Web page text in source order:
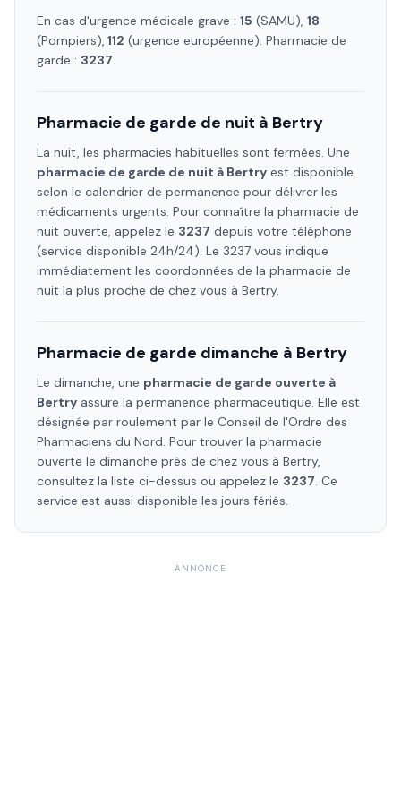
En cas d'urgence médicale grave : 15 (SAMU), 18
(Pompiers), 112 (urgence européenne). Pharmacie de
garde : 3237.
Pharmacie de garde de nuit à Bertry
La nuit, les pharmacies habituelles sont fermées. Une
pharmacie de garde de nuit à Bertry est disponible
selon le calendrier de permanence pour délivrer les
médicaments urgents. Pour connaître la pharmacie de
nuit ouverte, appelez le 3237 depuis votre téléphone
(service disponible 24h/24). Le 3237 vous indique
immédiatement les coordonnées de la pharmacie de
nuit la plus proche de chez vous à Bertry.
Pharmacie de garde dimanche à Bertry
Le dimanche, une pharmacie de garde ouverte à
Bertry assure la permanence pharmaceutique. Elle est
désignée par roulement par le Conseil de l'Ordre des
Pharmaciens du Nord. Pour trouver la pharmacie
ouverte le dimanche près de chez vous à Bertry,
consultez la liste ci-dessus ou appelez le 3237. Ce
service est aussi disponible les jours fériés.
ANNONCE